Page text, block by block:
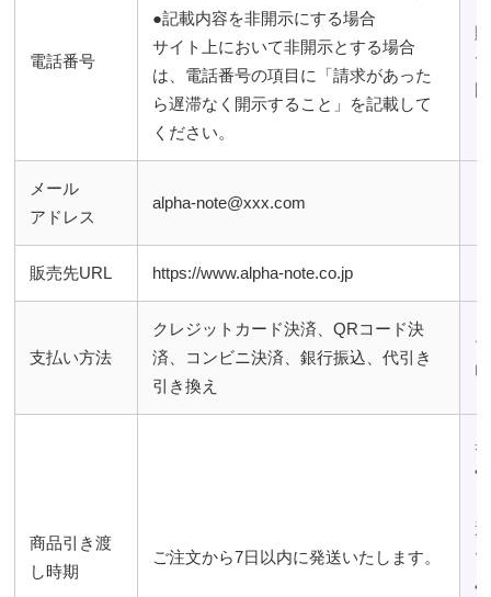
電話番号
●記載内容を非開示にする場合
サイト上において非開示とする場合
は、電話番号の項目に「請求があった
ら遅滞なく開示すること」を記載して
ください。
メール
アドレス
alpha-note@xxx.com
販売先URL https://www.alpha-note.co.jp
支払い方法
クレジットカード決済、QRコード決
済、コンビニ決済、銀行振込、代引き
引き換え
商品引き渡
し時期
ご注文から7日以内に発送いたします。
<
<